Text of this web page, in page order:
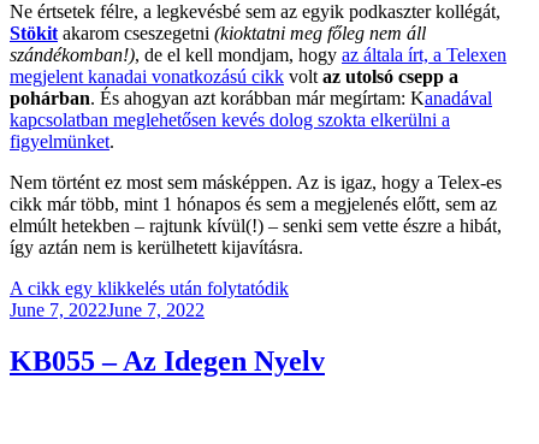
Ne értsetek félre, a legkevésbé sem az egyik podkaszter kollégát,
Stökit akarom cseszegetni (kioktatni meg főleg nem áll
szándékomban!), de el kell mondjam, hogy az általa írt, a Telexen
megjelent kanadai vonatkozású cikk volt az utolsó csepp a
pohárban. És ahogyan azt korábban már megírtam: Kanadával
kapcsolatban meglehetősen kevés dolog szokta elkerülni a
figyelmünket.
Nem történt ez most sem másképpen. Az is igaz, hogy a Telex-es
cikk már több, mint 1 hónapos és sem a megjelenés előtt, sem az
elmúlt hetekben – rajtunk kívül(!) – senki sem vette észre a hibát,
így aztán nem is kerülhetett kijavításra.
A cikk egy klikkelés után folytatódik
Posted
June 7, 2022June 7, 2022
KB055 – Az Idegen Nyelv